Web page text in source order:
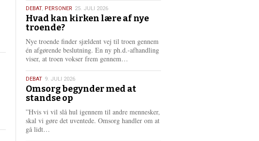
s
m
e
r
e
25.
juli
2026
DEBAT, PERSONER 25. JULI 2026
Hvad kan kirken lære af nye
troende?
Nye troende finder sjældent vej til troen gennem
én afgørende beslutning. En ny ph.d.-afhandling
viser, at troen vokser frem gennem…
e
e
9.
juli
2026
DEBAT 9. JULI 2026
Omsorg begynder med at
standse op
”Hvis vi vil slå hul igennem til andre mennesker,
skal vi gøre det uventede. Omsorg handler om at
gå lidt…